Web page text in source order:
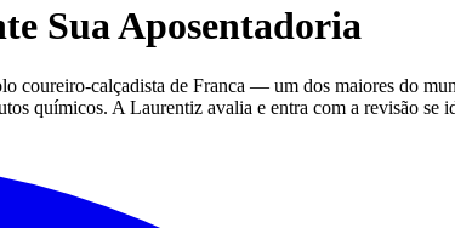
Sua Aposentadoria
coureiro-calçadista de Franca — um dos maiores do
químicos. A Laurentiz avalia e entra com a revisão se